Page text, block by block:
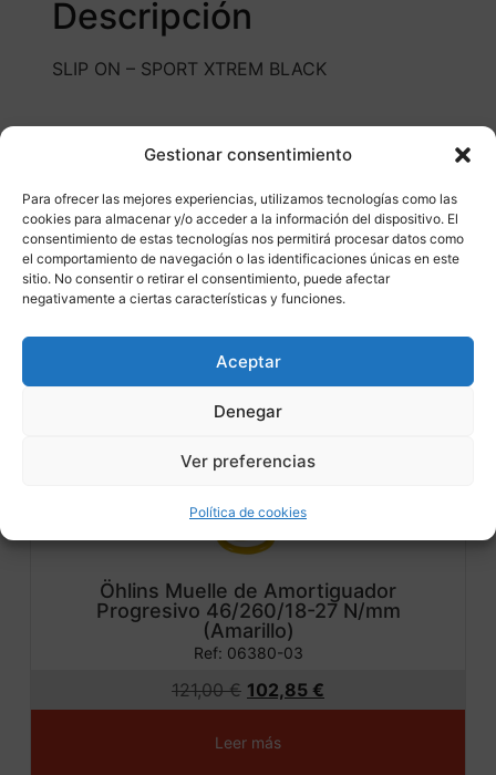
Gestionar consentimiento
Para ofrecer las mejores experiencias, utilizamos tecnologías como las
cookies para almacenar y/o acceder a la información del dispositivo. El
consentimiento de estas tecnologías nos permitirá procesar datos como
el comportamiento de navegación o las identificaciones únicas en este
sitio. No consentir o retirar el consentimiento, puede afectar
negativamente a ciertas características y funciones.
Aceptar
Denegar
Ver preferencias
Política de cookies
Descripción
SLIP ON – SPORT XTREM BLACK
Otros productos
¡Ofer
Öhlins Muelle de Amortiguador
Progresivo 46/260/18-27 N/mm
(Amarillo)
Ref: 06380-03
121,00€ 102,85 €
Leer más